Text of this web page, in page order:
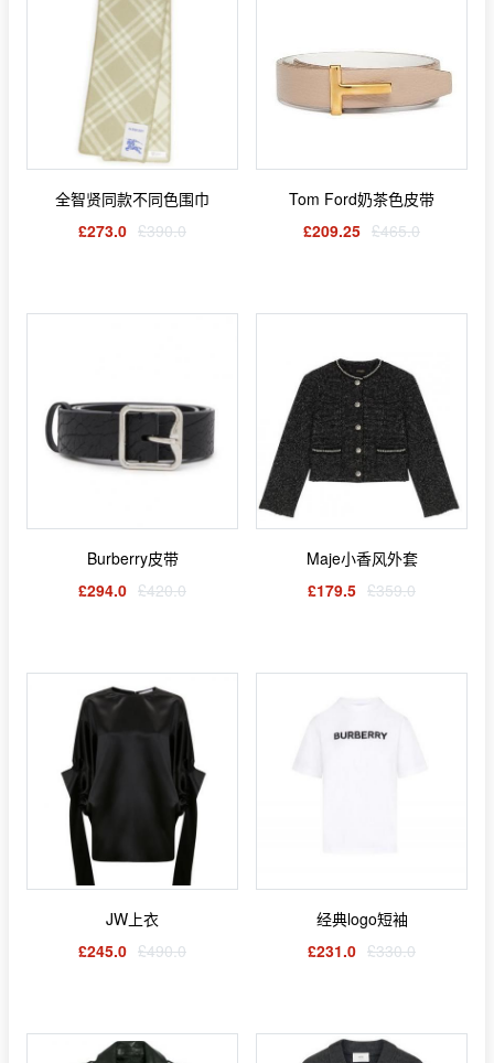
全智贤同款不同色围巾
£273.0 £390.0
Tom Ford奶茶色皮带
£209.25 £465.0
Burberry皮带
£294.0 £420.0
Maje小香风外套
£179.5 £359.0
JW上衣
£245.0 £490.0
经典logo短袖
£231.0 £330.0